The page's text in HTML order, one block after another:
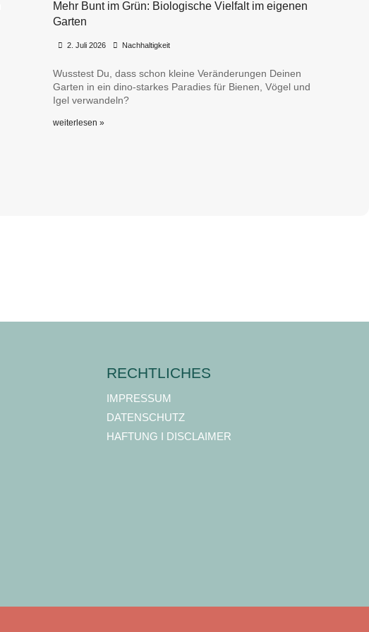
Mehr Bunt im Grün: Biologische Vielfalt im eigenen
Garten
2. Juli 2026 Nachhaltigkeit
Wusstest Du, dass schon kleine Veränderungen Deinen
Garten in ein dino-starkes Paradies für Bienen, Vögel und
Igel verwandeln?
weiterlesen »
RECHTLICHES
IMPRESSUM
DATENSCHUTZ
HAFTUNG I DISCLAIMER